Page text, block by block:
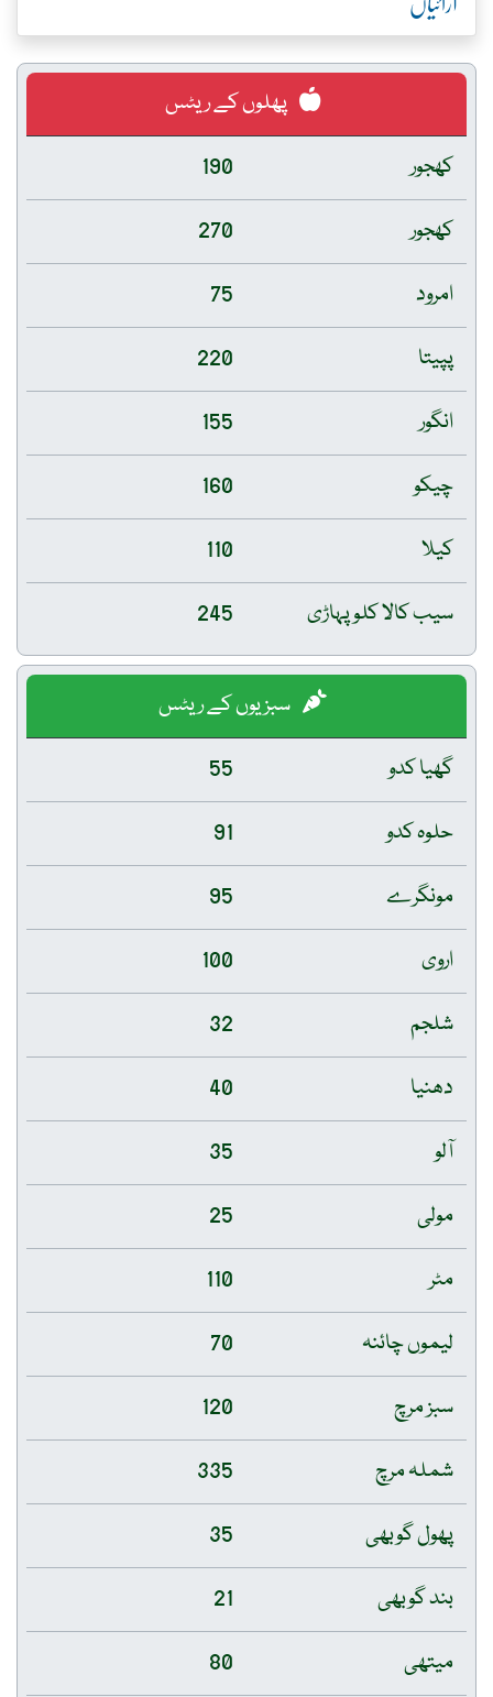
پھلوں کے ریٹس
کھجور
190
کھجور
270
امرود
75
پپیتا
220
انگور
155
چیکو
160
کیلا
110
سیب کالا کلو پہاڑی
245
سبزیوں کے ریٹس
گھیا کدو
55
حلوہ کدو
91
مونگرے
95
اروی
100
شلجم
32
دھنیا
40
آلو
35
مولی
25
مٹر
110
لیموں چائنہ
70
سبز مرچ
120
شملہ مرچ
335
پھول گوبھی
35
بند گوبھی
21
میتھی
80